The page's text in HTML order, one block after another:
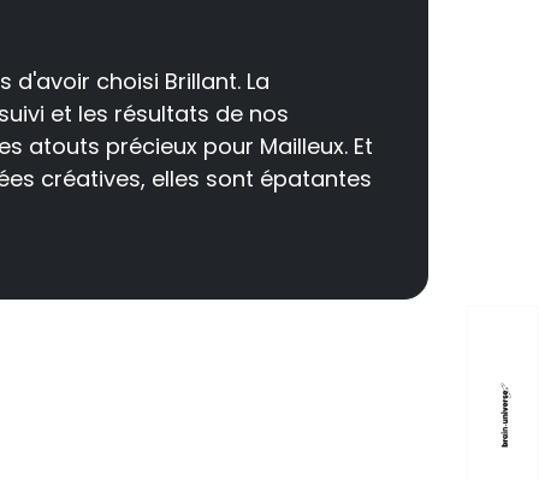
d'avoir choisi Brillant. La
et les résultats de nos
atouts précieux pour Mailleux. Et
créatives, elles sont épatantes